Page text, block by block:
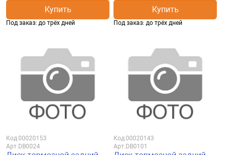
Купить
Под заказ: до трёх дней
Купить
Под заказ: до трёх дней
Код00020153
Арт. DB0024
Код00020143
Арт. DB0101